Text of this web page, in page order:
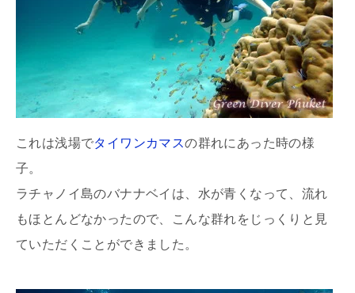
これは浅場でタイワンカマスの群れにあった時の様
子。
ラチャノイ島のバナナベイは、水が青くなって、流れ
もほとんどなかったので、こんな群れをじっくりと見
ていただくことができました。